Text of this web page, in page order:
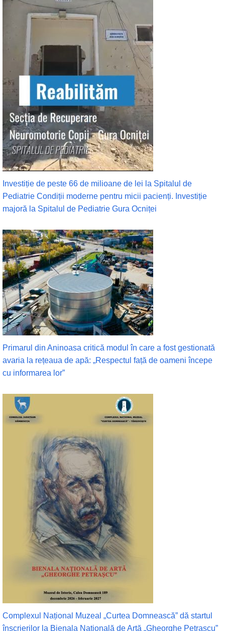
Investiție de peste 66 de milioane de lei la Spitalul de
Pediatrie Condiții moderne pentru micii pacienți. Investiție
majoră la Spitalul de Pediatrie Gura Ocniței
Primarul din Aninoasa critică modul în care a fost gestionată
avaria la rețeaua de apă: „Respectul față de oameni începe
cu informarea lor”
Complexul Național Muzeal „Curtea Domnească” dă startul
înscrierilor la Bienala Națională de Artă „Gheorghe Petrașcu”